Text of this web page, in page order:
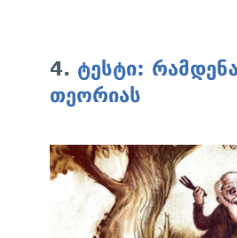
4. ტესტი:
თეორიას